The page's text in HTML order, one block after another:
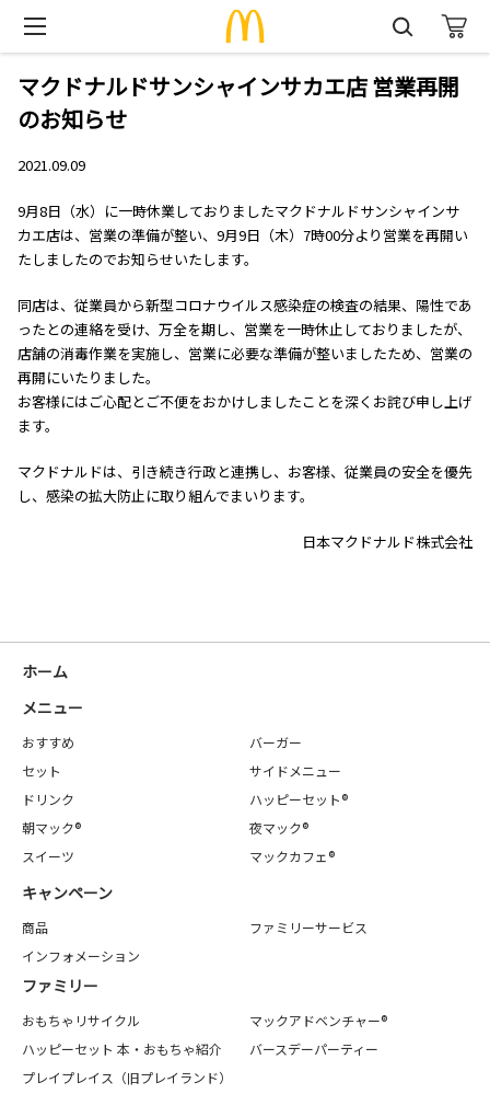
マクドナルドサンシャインサカエ店 営業再開
のお知らせ
2021.09.09
9月8日（水）に一時休業しておりましたマクドナルドサンシャインサ
カエ店は、営業の準備が整い、9月9日（木）7時00分より営業を再開い
たしましたのでお知らせいたします。
同店は、従業員から新型コロナウイルス感染症の検査の結果、陽性であ
ったとの連絡を受け、万全を期し、営業を一時休止しておりましたが、
店舗の消毒作業を実施し、営業に必要な準備が整いましたため、営業の
再開にいたりました。
お客様にはご心配とご不便をおかけしましたことを深くお詫び申し上げ
ます。
マクドナルドは、引き続き行政と連携し、お客様、従業員の安全を優先
し、感染の拡大防止に取り組んでまいります。
日本マクドナルド株式会社
ホーム
メニュー
おすすめ
バーガー
セット
サイドメニュー
ドリンク
ハッピーセット®
朝マック®
夜マック®
スイーツ
マックカフェ®
キャンペーン
商品
ファミリーサービス
インフォメーション
ファミリー
おもちゃリサイクル
マックアドベンチャー®
ハッピーセット 本・おもちゃ紹介
バースデーパーティー
プレイプレイス（旧プレイランド）